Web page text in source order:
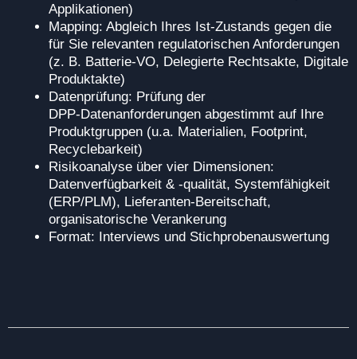
Applikationen)
Mapping: Abgleich Ihres Ist-Zustands gegen die
für Sie relevanten regulatorischen Anforderungen
(z. B. Batterie-VO, Delegierte Rechtsakte, Digitale
Produktakte)
Datenprüfung: Prüfung der
DPP‑Datenanforderungen abgestimmt auf Ihre
Produktgruppen (u.a. Materialien, Footprint,
Recyclebarkeit)
Risikoanalyse über vier Dimensionen:
Datenverfügbarkeit & -qualität, Systemfähigkeit
(ERP/PLM), Lieferanten-Bereitschaft,
organisatorische Verankerung
Format: Interviews und Stichprobenauswertung